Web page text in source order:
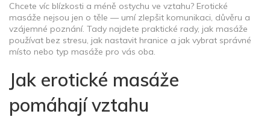
Chcete víc blízkosti a méně ostychu ve vztahu? Erotické
masáže nejsou jen o těle — umí zlepšit komunikaci, důvěru a
vzájemné poznání. Tady najdete praktické rady, jak masáže
používat bez stresu, jak nastavit hranice a jak vybrat správné
místo nebo typ masáže pro vás oba.
Jak erotické masáže
pomáhají vztahu